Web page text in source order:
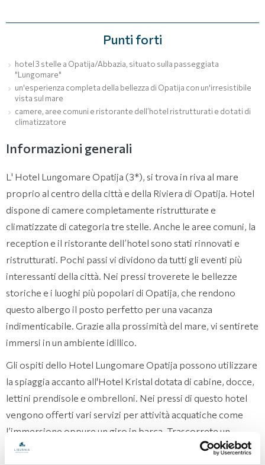
Punti forti
hotel 3 stelle a Opatija/Abbazia, situato sulla passeggiata
"Lungomare"
un'esperienza completa della bellezza di Opatija con un'irresistibile
vista sul mare
camere, aree comuni e ristorante dell’hotel ristrutturati e dotati di
climatizzatore
Informazioni generali
L' Hotel Lungomare Opatija (3*), si trova in riva al mare
proprio al centro della città e della Riviera di Opatija. Hotel
dispone di camere completamente ristrutturate e
climatizzate di categoria tre stelle. Anche le aree comuni, la
reception e il ristorante dell’hotel sono stati rinnovati e
ristrutturati. Pochi passi vi dividono da tutti gli eventi più
interessanti della città. Nei pressi troverete le bellezze
storiche e i luoghi più popolari di Opatija, che rendono
questo albergo il posto perfetto per una vacanza
indimenticabile. Grazie alla prossimità del mare, vi sentirete
immersi in un ambiente idillico.
Gli ospiti dello Hotel Lungomare Opatija possono utilizzare
la spiaggia accanto all'Hotel Kristal dotata di cabine, docce,
lettini prendisole e ombrelloni. Nei pressi di questo hotel
vengono offerti vari servizi per attività acquatiche come
l’immersione oppure un giro in barca. Trascorrete un
giorno in spiaggia a Opatija e vi renderete conto che si